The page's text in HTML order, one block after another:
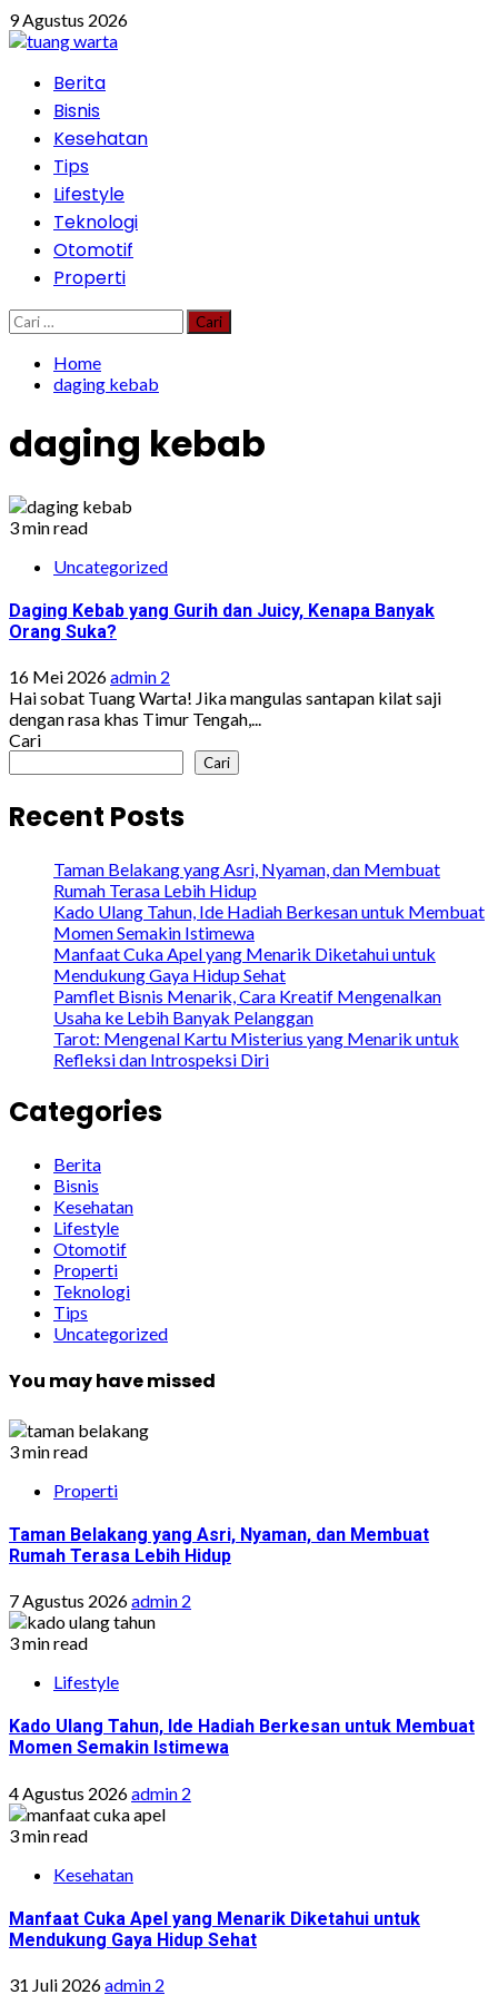
Skip
to
9 Agustus 2026
PrimaryBerita
Bisnis
Kesehatan
Tips
Lifestyle
Teknologi
Otomotif
Properti
Cari
untuk:
Home
daging kebab
daging kebab
3 min read
Uncategorized
Daging Kebab yang Gurih dan Juicy, Kenapa Banyak
Orang Suka?
16 Mei 2026admin 2
Hai sobat Tuang Warta! Jika mangulas santapan kilat saji
dengan rasa khas Timur Tengah,...
Cari
Cari
Recent Posts
Taman Belakang yang Asri, Nyaman, dan Membuat
Rumah Terasa Lebih Hidup
Kado Ulang Tahun, Ide Hadiah Berkesan untuk Membuat
Momen Semakin Istimewa
Manfaat Cuka Apel yang Menarik Diketahui untuk
Mendukung Gaya Hidup Sehat
Pamflet Bisnis Menarik, Cara Kreatif Mengenalkan
Usaha ke Lebih Banyak Pelanggan
Tarot: Mengenal Kartu Misterius yang Menarik untuk
Refleksi dan Introspeksi Diri
Categories
Berita
Bisnis
Kesehatan
Lifestyle
Otomotif
Properti
Teknologi
Tips
Uncategorized
You may have missed
3 min read
Properti
Taman Belakang yang Asri, Nyaman, dan Membuat
Rumah Terasa Lebih Hidup
7 Agustus 2026admin 2
3 min read
Lifestyle
Kado Ulang Tahun, Ide Hadiah Berkesan untuk Membuat
Momen Semakin Istimewa
4 Agustus 2026admin 2
3 min read
Kesehatan
Manfaat Cuka Apel yang Menarik Diketahui untuk
Mendukung Gaya Hidup Sehat
31 Juli 2026admin 2